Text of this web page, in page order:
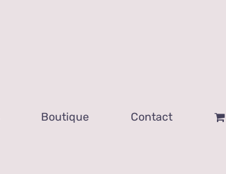
Boutique Contact